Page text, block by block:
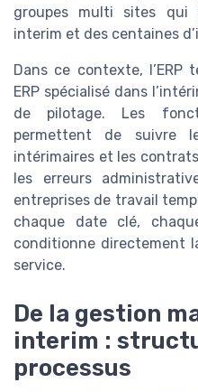
groupes multi sites qui
interim et des centaines
Dans ce contexte,
ERP spécialisé dans
de pilotage. Les
permettent de suivre
intérimaires et les
les erreurs
entreprises de travail
chaque date clé,
conditionne directement
service.
De la gestion
interim :
processus